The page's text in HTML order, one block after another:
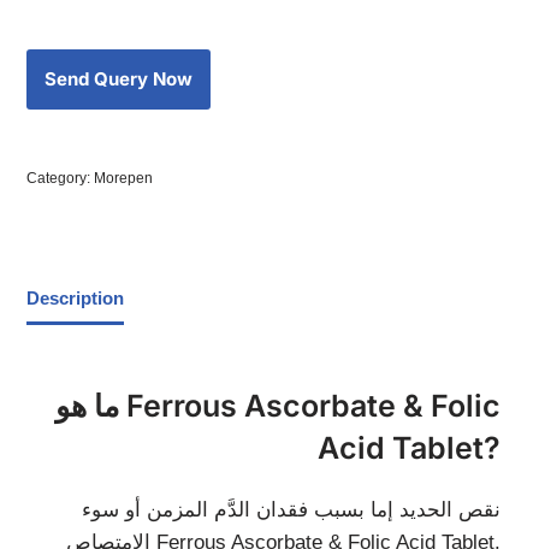
Category: Morepen
Description
ما هو Ferrous Ascorbate & Folic
Acid Tablet?
نقص الحديد إما بسبب فقدان الدَّم المزمن أو سوء
الامتصاص Ferrous Ascorbate & Folic Acid Tablet.